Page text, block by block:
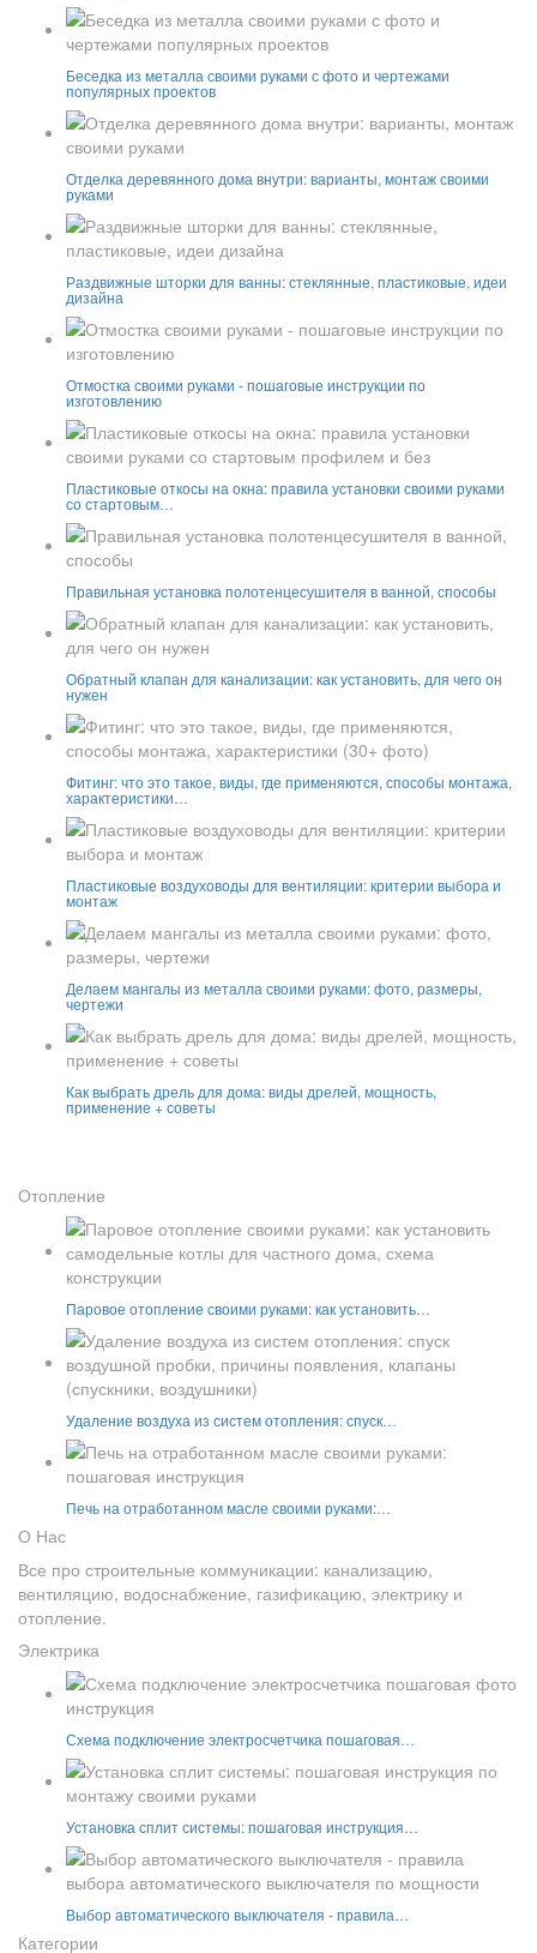
Беседка из металла своими руками с фото и чертежами
популярных проектов
Отделка деревянного дома внутри: варианты, монтаж своими
руками
Раздвижные шторки для ванны: стеклянные, пластиковые, идеи
дизайна
Отмостка своими руками - пошаговые инструкции по
изготовлению
Пластиковые откосы на окна: правила установки своими руками
со стартовым…
Правильная установка полотенцесушителя в ванной, способы
Обратный клапан для канализации: как установить, для чего он
нужен
Фитинг: что это такое, виды, где применяются, способы монтажа,
характеристики…
Пластиковые воздуховоды для вентиляции: критерии выбора и
монтаж
Делаем мангалы из металла своими руками: фото, размеры,
чертежи
Как выбрать дрель для дома: виды дрелей, мощность,
применение + советы
Отопление
Паровое отопление своими руками: как установить…
Удаление воздуха из систем отопления: спуск…
Печь на отработанном масле своими руками:…
О Нас
Все про строительные коммуникации: канализацию,
вентиляцию, водоснабжение, газификацию, электрику и
отопление.
Электрика
Схема подключение электросчетчика пошаговая…
Установка сплит системы: пошаговая инструкция…
Выбор автоматического выключателя - правила…
Категории